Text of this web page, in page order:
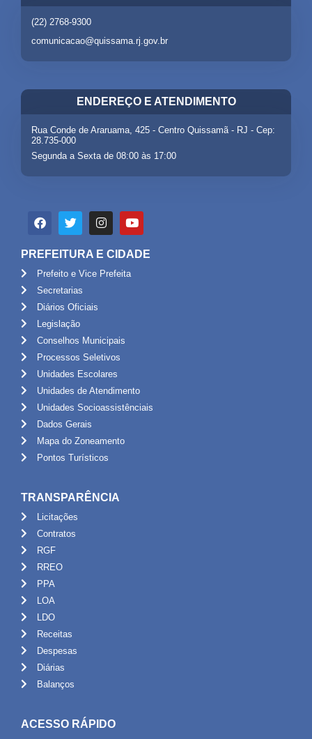
(22) 2768-9300
comunicacao@quissama.rj.gov.br
ENDEREÇO E ATENDIMENTO
Rua Conde de Araruama, 425 - Centro Quissamã - RJ - Cep:
28.735-000
Segunda a Sexta de 08:00 às 17:00
PREFEITURA E CIDADE
Prefeito e Vice Prefeita
Secretarias
Diários Oficiais
Legislação
Conselhos Municipais
Processos Seletivos
Unidades Escolares
Unidades de Atendimento
Unidades Socioassistênciais
Dados Gerais
Mapa do Zoneamento
Pontos Turísticos
TRANSPARÊNCIA
Licitações
Contratos
RGF
RREO
PPA
LOA
LDO
Receitas
Despesas
Diárias
Balanços
ACESSO RÁPIDO